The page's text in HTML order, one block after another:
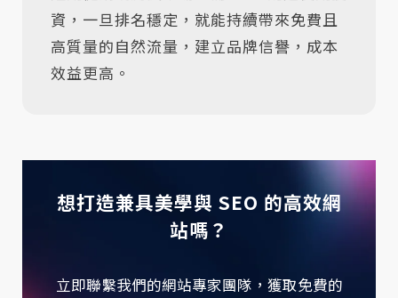
資，一旦排名穩定，就能持續帶來免費且
高質量的自然流量，建立品牌信譽，成本
效益更高。
想打造兼具美學與 SEO 的高效網
站嗎？
立即聯繫我們的網站專家團隊，獲取免費的